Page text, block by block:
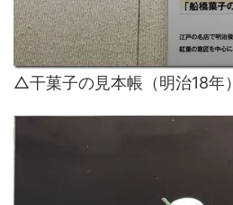
△干菓子の見本帳（明治18年）